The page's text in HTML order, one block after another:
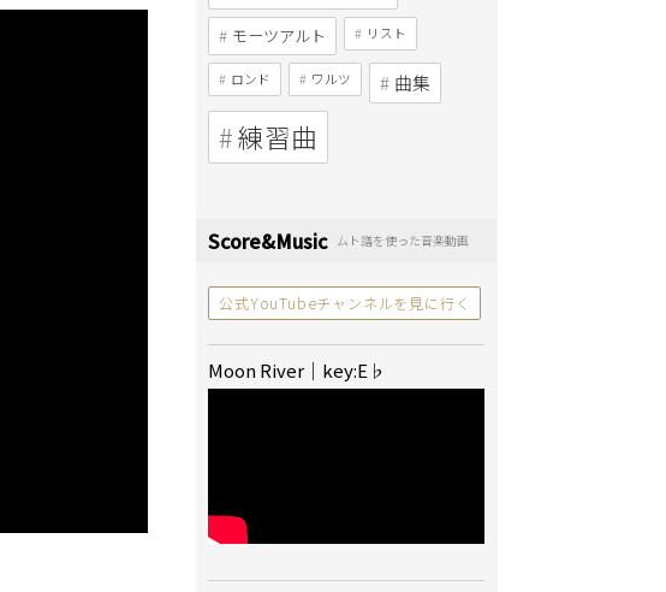
モーツアルト リスト
ロンド ワルツ 曲集
練習曲
Score&Music ムト譜を使った音楽動画
公式YouTubeチャンネルを見に行く
Moon River｜key:E♭